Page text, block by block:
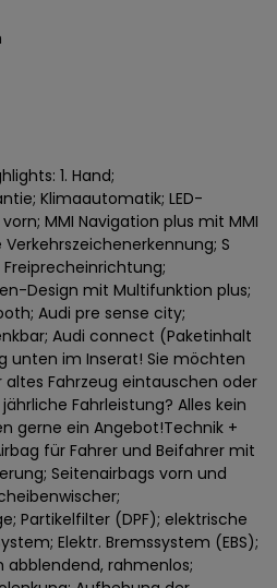
1. Hand;
Klimaautomatik; LED-
MMI Navigation plus mit MMI
S
Design mit Multifunktion plus;
Audi pre sense city;
Audi connect (Paketinhalt
unten im Inserat! Sie möchten
altes Fahrzeug eintauschen oder
Fahrleistung? Alles kein
gerne ein Angebot!Technik +
für Fahrer und Beifahrer mit
Seitenairbags vorn und
Partikelfilter (DPF); elektrische
Elektr. Bremssystem (EBS);
rahmenlos;